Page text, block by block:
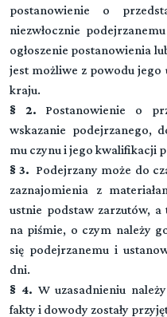
postanowienie o
niezwłocznie
ogłoszenie postanowienia
jest możliwe z powodu jego
kraju.
§ 2. Postanowienie o
wskazanie podejrzanego,
mu czynu i jego kwalifikacji
§ 3. Podejrzany może do
zaznajomienia z
ustnie podstaw zarzutów, a
na piśmie, o czym należy
się podejrzanemu i
dni.
§ 4. W uzasadnieniu
fakty i dowody zostały